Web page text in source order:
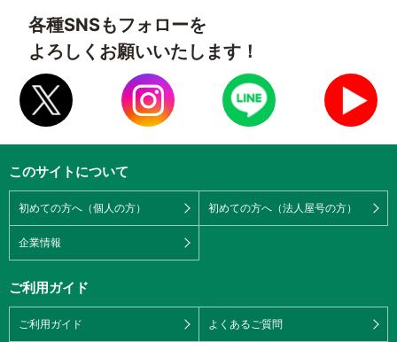
各種SNSもフォローを
よろしくお願いいたします！
このサイトについて
初めての方へ（個人の方） 初めての方へ（法人屋号の方）
企業情報
ご利用ガイド
ご利用ガイド よくあるご質問